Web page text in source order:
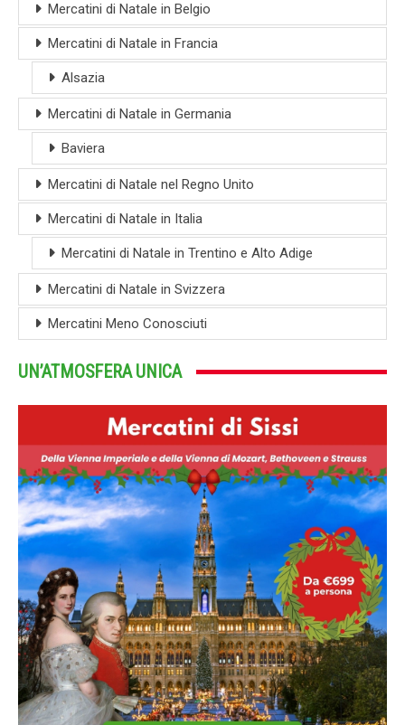
Mercatini di Natale in Belgio
Mercatini di Natale in Francia
Alsazia
Mercatini di Natale in Germania
Baviera
Mercatini di Natale nel Regno Unito
Mercatini di Natale in Italia
Mercatini di Natale in Trentino e Alto Adige
Mercatini di Natale in Svizzera
Mercatini Meno Conosciuti
UN’ATMOSFERA UNICA